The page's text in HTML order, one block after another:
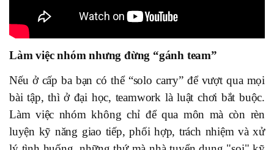
Làm việc nhóm nhưng đừng “gánh team”
Nếu ở cấp ba bạn có thể “solo carry” để vượt qua mọi
bài tập, thì ở đại học, teamwork là luật chơi bắt buộc.
Làm việc nhóm không chỉ để qua môn mà còn rèn
luyện kỹ năng giao tiếp, phối hợp, trách nhiệm và xử